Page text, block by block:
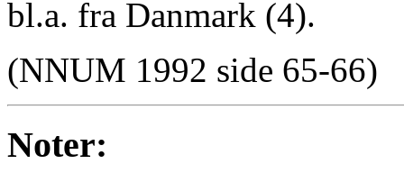
bl.a. fra Danmark (4).
(NNUM 1992 side 65-66)
Noter: